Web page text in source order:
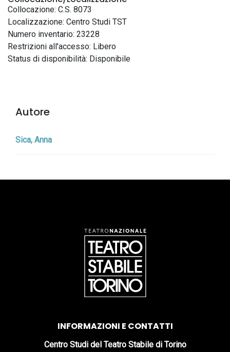
Collocazione: C.S. 8073
Localizzazione: Centro Studi TST
Numero inventario: 23228
Restrizioni all'accesso: Libero
Status di disponibilità: Disponibile
Autore
Sica, Anna
INFORMAZIONI E CONTATTI
Centro Studi del Teatro Stabile di Torino